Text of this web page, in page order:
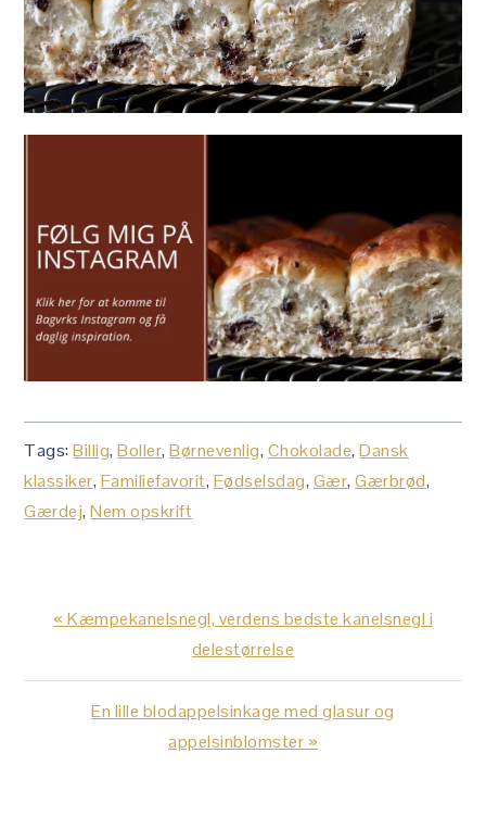
Tags:Billig,Boller,Børnevenlig, Chokolade,Dansk
klassiker, Familiefavorit, Fødselsdag, Gær,Gærbrød,
Gærdej,Nem opskrift
Previous
« Kæmpekanelsnegl, verdens bedste kanelsnegl i
delestørrelse
Next
En lille blodappelsinkage med glasur og
appelsinblomster »